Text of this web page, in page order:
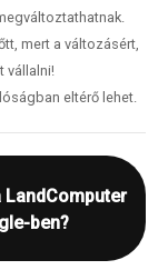
mert a változásért,
vállalni!
eltérő lehet.
LandComputer
ben?